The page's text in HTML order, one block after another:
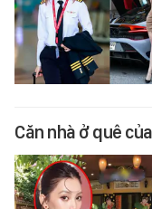
Căn nhà ở quê